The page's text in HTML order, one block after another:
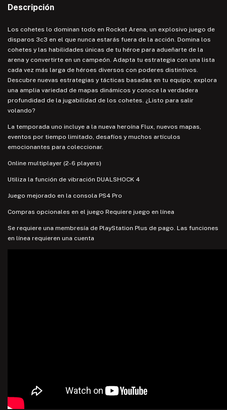
Descripción
Los cohetes lo dominan todo en Rocket Arena, un explosivo juego de
disparos 3c3 en el que nunca estarás fuera de la acción. Domina los
cohetes y las habilidades únicas de tu héroe para adueñarte de la
arena y convertirte en un campeón. Adapta tu estrategia con una lista
cada vez más larga de héroes diversos con poderes distintivos.
Descubre nuevas estrategias y tácticas basadas en tu equipo, explora
una amplia variedad de mapas dinámicos y conoce la verdadera
profundidad de la jugabilidad de los cohetes. ¿Listo para salir
volando?
La temporada uno incluye a la nueva heroína Flux, nuevos mapas,
eventos por tiempo limitado, desafíos y muchos artículos
emocionantes para coleccionar.
Online multiplayer (2-6 players)
Utiliza la función de vibración DUALSHOCK 4
Juego mejorado en la consola PS4 Pro
Compras opcionales en el juego Requiere juego en línea
Se requiere una membresía de PlayStation Plus de pago. Las funciones
en línea requieren una cuenta